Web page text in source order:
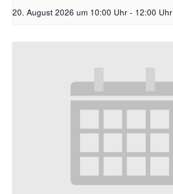
20. August 2026 um 10:00 Uhr - 12:00 Uhr